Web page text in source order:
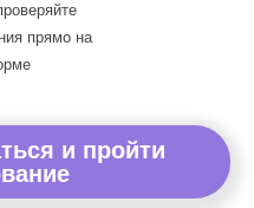
прямо на
и пройти